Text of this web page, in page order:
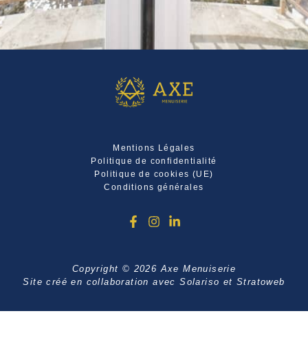
Mentions Légales
Politique de confidentialité
Politique de cookies (UE)
Conditions générales
Copyright © 2026 Axe Menuiserie
Site créé en collaboration avecSolariso et Stratoweb